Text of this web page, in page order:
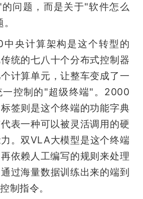
问题，而是关于"软件怎么
中央计算架构是这个转型的
统的七八十个分布式控制器
计算单元，让整车变成了一
一控制的"超级终端"。2000
签则是这个终端的功能字典
表一种可以被灵活调用的硬
。双VLA大模型是这个终端
依赖人工编写的规则来处理
过海量数据训练出来的端到
制指令。